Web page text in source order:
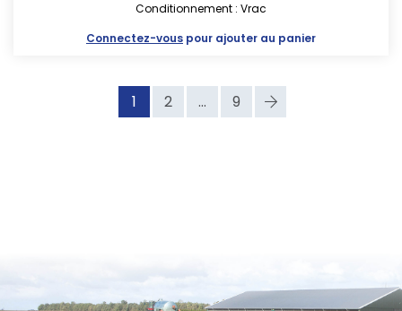
Conditionnement : Vrac
Connectez-vous pour ajouter au panier
1 2 ... 9